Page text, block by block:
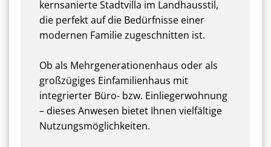
kernsanierte Stadtvilla im Landhausstil,
die perfekt auf die Bedürfnisse einer
modernen Familie zugeschnitten ist.
Ob als Mehrgenerationenhaus oder als
großzügiges Einfamilienhaus mit
integrierter Büro- bzw. Einliegerwohnung
– dieses Anwesen bietet Ihnen vielfältige
Nutzungsmöglichkeiten.